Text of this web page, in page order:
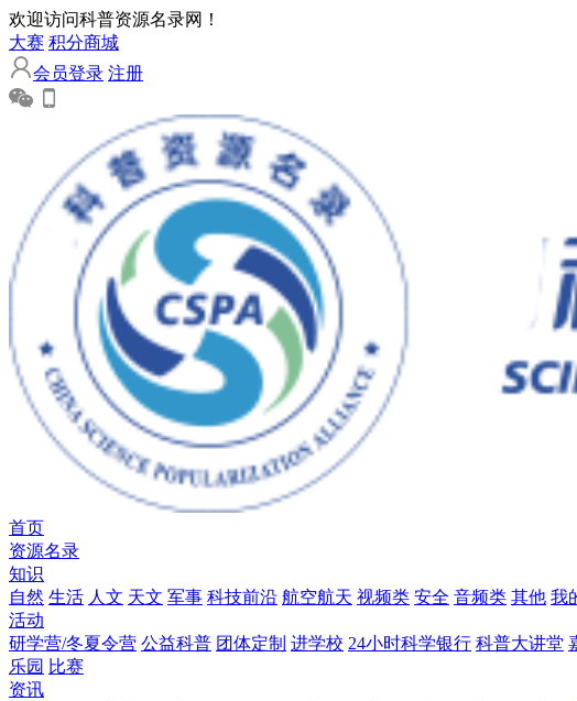
欢迎访问科普资源名录网！
大赛 积分商城
会员登录 注册
首页
资源名录
知识
自然 生活 人文 天文 军事 科技前沿 航空航天 视频类 安全 音频类 其他 我
活动
研学营/冬夏令营 公益科普 团体定制 进学校 24小时科学银行 科普大讲堂
乐园 比赛
资讯